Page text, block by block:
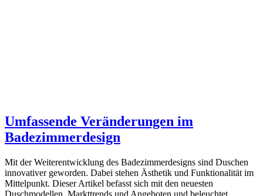
Umfassende Veränderungen im
Badezimmerdesign
Mit der Weiterentwicklung des Badezimmerdesigns sind Duschen
innovativer geworden. Dabei stehen Ästhetik und Funktionalität im
Mittelpunkt. Dieser Artikel befasst sich mit den neuesten
Duschmodellen, Markttrends und Angeboten und beleuchtet